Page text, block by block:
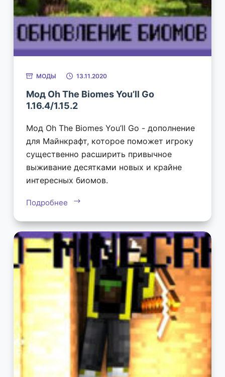
МОДЫ 13.11.2020
Мод Oh The Biomes You’ll Go
1.16.4/1.15.2
Мод Oh The Biomes You’ll Go - дополнение
для Майнкрафт, которое поможет игроку
существенно расширить привычное
выживание десятками новых и крайне
интересных биомов.
Подробнее